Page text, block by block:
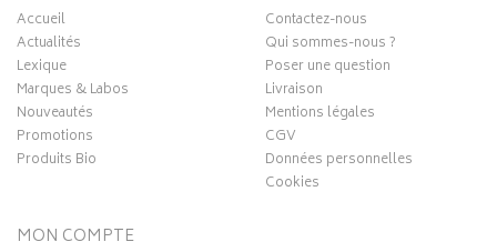
Accueil
Actualités
Lexique
Marques & Labos
Nouveautés
Promotions
Produits Bio
Contactez-nous
Qui sommes-nous ?
Poser une question
Livraison
Mentions légales
CGV
Données personnelles
Cookies
MON COMPTE